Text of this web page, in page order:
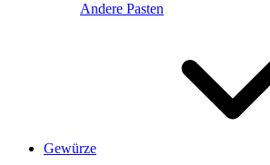
Andere Pasten
Gewürze